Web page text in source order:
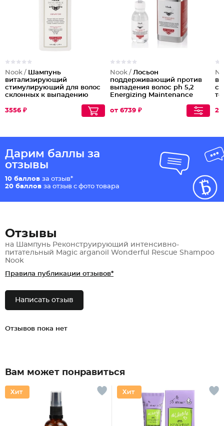
Nook / Шампунь
витализирующий
стимулирующий для волос
склонных к выпадению
3556 ₽
Nook / Лосьон
поддерживающий против
выпадения волос ph 5,2
Energizing Maintenance
от 6739 ₽
Дарим баллы за
отзывы
10 баллов за отзыв*
20 баллов за отзыв с фото товара
Отзывы
на Шампунь Реконструирующий интенсивно-
питательный Magic arganoil Wonderful Rescue Shampoo
Nook
Правила публикации отзывов*
Написать отзыв
Отзывов пока нет
Вам может понравиться